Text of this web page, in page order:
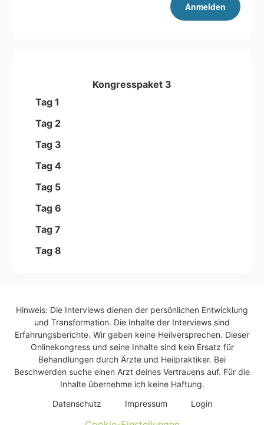
Kongresspaket 3
Tag 1
Tag 2
Tag 3
Tag 4
Tag 5
Tag 6
Tag 7
Tag 8
Hinweis: Die Interviews dienen der persönlichen Entwicklung
und Transformation. Die Inhalte der Interviews sind
Erfahrungsberichte. Wir geben keine Heilversprechen. Dieser
Onlinekongress und seine Inhalte sind kein Ersatz für
Behandlungen durch Ärzte und Heilpraktiker. Bei
Beschwerden suche einen Arzt deines Vertrauens auf. Für die
Inhalte übernehme ich keine Haftung.
Daten­schutz
Impres­sum Log­in